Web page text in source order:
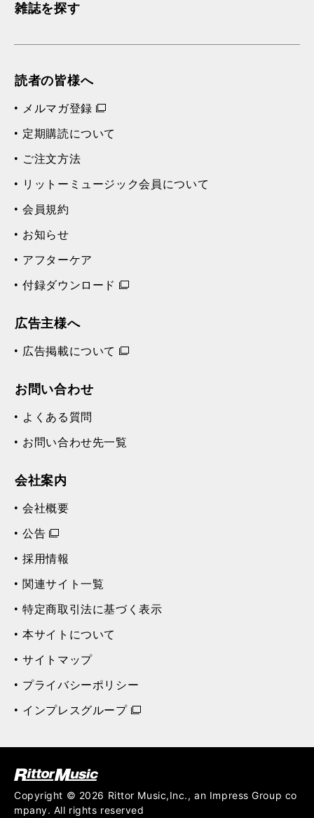
雑誌を探す
読者の皆様へ
メルマガ登録
定期購読について
ご注文方法
リットーミュージック会員について
会員規約
お知らせ
アフターケア
付録ダウンロード
広告主様へ
広告掲載について
お問い合わせ
よくある質問
お問い合わせ先一覧
会社案内
会社概要
公告
採用情報
関連サイト一覧
特定商取引法に基づく表示
本サイトについて
サイトマップ
プライバシーポリシー
インプレスグループ
ジック (Rittor Musi
Copyright © 2026 Rittor Music,Inc., an Impress Group co
mpany. All rights reserved